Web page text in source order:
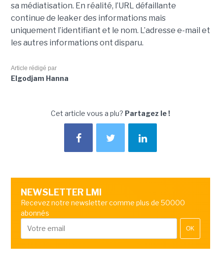
sa médiatisation. En réalité, l’URL défaillante
continue de leaker des informations mais
uniquement l’identifiant et le nom. L’adresse e-mail et
les autres informations ont disparu.
Article rédigé par
Elgodjam Hanna
Cet article vous a plu? Partagez le !
NEWSLETTER LMI
Recevez notre newsletter comme plus de 50000
abonnés
OK